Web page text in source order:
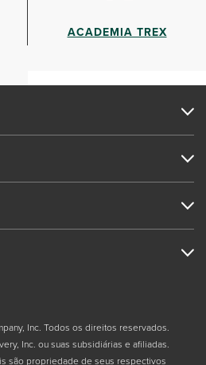
ACADEMIA TREX
Inc. Todos os direitos reservados.
Inc. ou suas subsidiárias e afiliadas.
são propriedade de seus respectivos